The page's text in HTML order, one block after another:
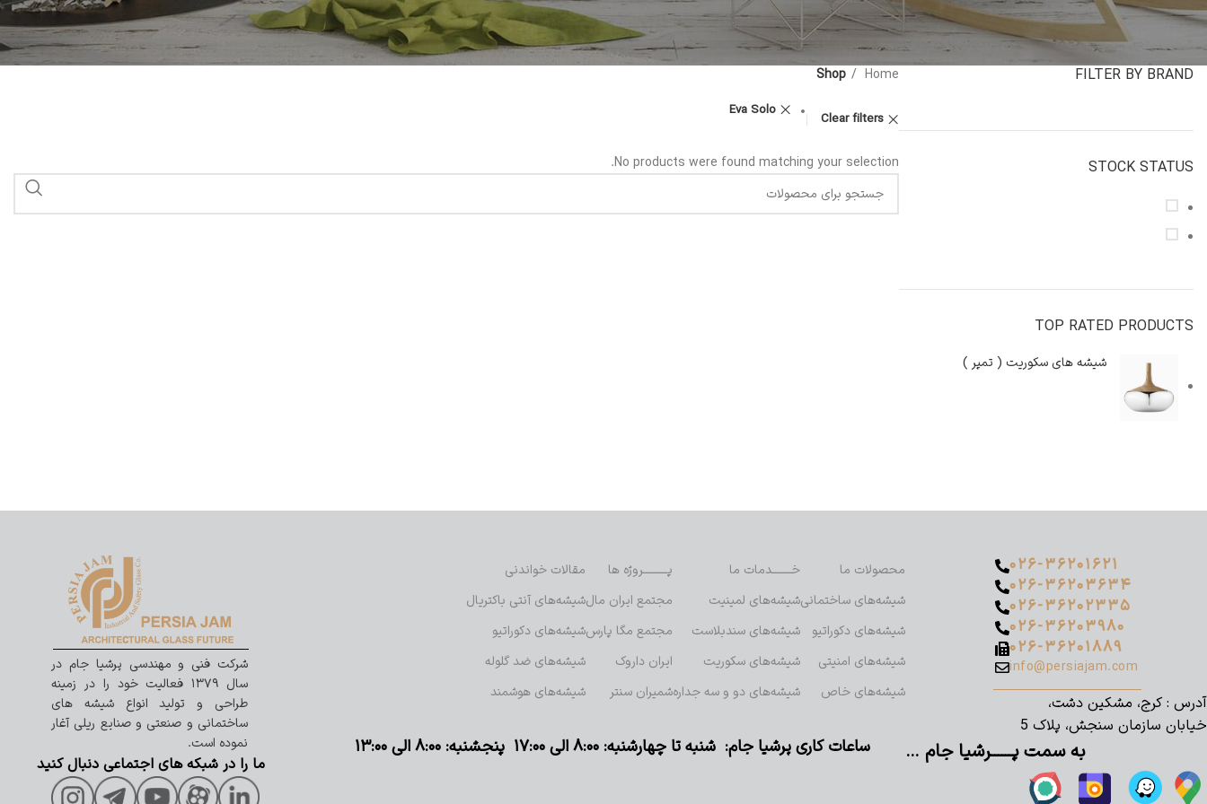
FILTER BY BRAND
STOCK STATUS
TOP RATED PRODUCTS
شیشه های سکوریت ( تمپر )
Home
Shop
Clear filters
Eva Solo
No products were found matching your selection.
۰۲۶-۳۶۲۰۱۶۲۱
۰۲۶-۳۶۲۰۳۶۳۴
۰۲۶-۳۶۲۰۲۳۳۵
۰۲۶-۳۶۲۰۳۹۸۰
۰۲۶-۳۶۲۰۱۸۸۹
info@persiajam.com
آدرس : کرج، مشکین دشت،
خیابان سازمان سنجش، پلاک 5
به سمت پــــــرشیا جام …
محصولات ما
شیشه‌های ساختمانی
شیشه‌های دکوراتیو
شیشه‌های امنیتی
شیشه‌های خاص
خـــــــدمات ما
شیشه‌های لمینیت
شیشه‌های سندبلاست
شیشه‌های سکوریت
شیشه‌های دو و سه جداره
پـــــــــروژه ها
مجتمع ایران مال
مجتمع مگا پارس
ایران داروک
شمیران سنتر
مقالات خواندنی
شیشه‌های آنتی باکتریال
شیشه‌های دکوراتیو
شیشه‌های ضد گلوله
شیشه‌های هوشمند
ساعات کاری پرشیا جام: شنبه تا چهارشنبه: ۸:۰۰ الی ۱۷:۰۰ پنجشنبه: ۸:۰۰ الی ۱۳:۰۰
شرکت فنی و مهندسی پرشیا جام در
سال ۱۳۷۹ فعالیت خود را در زمینه
طراحی و تولید انواع شیشه های
ساختمانی و صنعتی و صنایع ریلی آغار
نموده است.
ما را در شبکه های اجتماعی دنبال کنید